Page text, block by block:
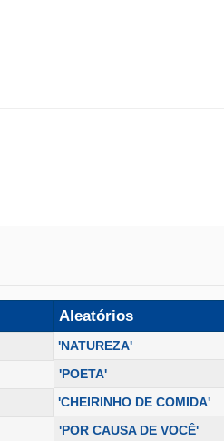
Aleatórios
'NATUREZA'
'POETA'
'CHEIRINHO DE COMIDA'
'POR CAUSA DE VOCÊ'